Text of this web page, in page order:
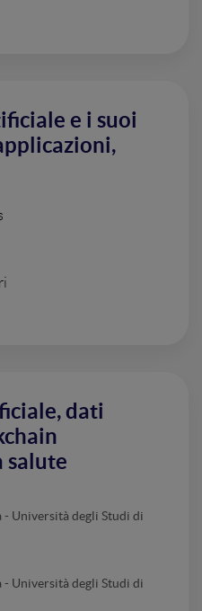
e i suoi
dati
salute
- Università degli Studi di
- Università degli Studi di